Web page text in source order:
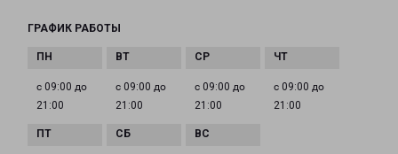
ГРАФИК РАБОТЫ
с 09:00 до
21:00
с 09:00 до
21:00
с 09:00 до
21:00
с 09:00 до
21:00